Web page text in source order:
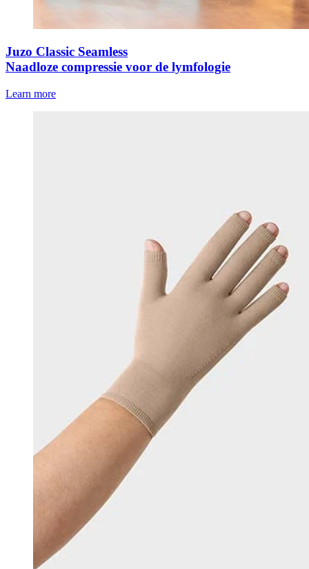
Juzo Classic Seamless
Naadloze compressie voor de lymfologie
Learn more